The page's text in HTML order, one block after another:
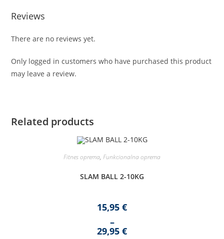
Reviews
There are no reviews yet.
Only logged in customers who have purchased this product
may leave a review.
Related products
Fitnes oprema, Funkcionalna oprema
SLAM BALL 2-10KG
15,95 €
–
29,95 €